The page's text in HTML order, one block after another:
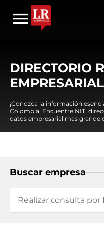
DIRECTORIO
EMPRESARIAL
¡Conozca la información
Colombia! Encuentre NIT,
datos empresarial mas grande
Buscar empresa